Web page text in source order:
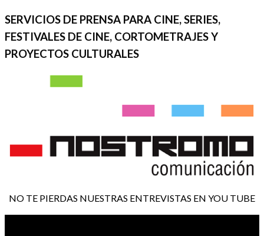
SERVICIOS DE PRENSA PARA CINE, SERIES,
FESTIVALES DE CINE, CORTOMETRAJES Y
PROYECTOS CULTURALES
NO TE PIERDAS NUESTRAS ENTREVISTAS EN YOU TUBE